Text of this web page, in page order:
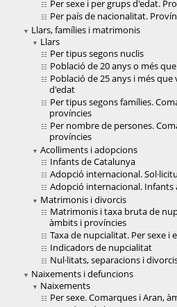
Per sexe i per grups d'edat.
Per país de nacionalitat.
Llars, famílies i matrimonis
Llars
Per tipus segons nuclis
Població de 20 anys o més
Població de 25 anys i més
d'edat
Per tipus segons famílies.
províncies
Per nombre de persones.
províncies
Acolliments i adopcions
Infants de Catalunya
Adopció internacional.
Adopció internacional. Infants
Matrimonis i divorcis
Matrimonis i taxa bruta de
àmbits i províncies
Taxa de nupcialitat. Per sexe i
Indicadors de nupcialitat
Nul·litats, separacions i
Naixements i defuncions
Naixements
Per sexe. Comarques i Aran,